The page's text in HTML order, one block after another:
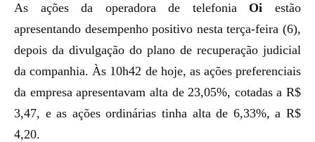
As ações da operadora de telefonia Oi estão
apresentando desempenho positivo nesta terça-feira (6),
depois da divulgação do plano de recuperação judicial
da companhia. Às 10h42 de hoje, as ações preferenciais
da empresa apresentavam alta de 23,05%, cotadas a R$
3,47, e as ações ordinárias tinha alta de 6,33%, a R$
4,20.